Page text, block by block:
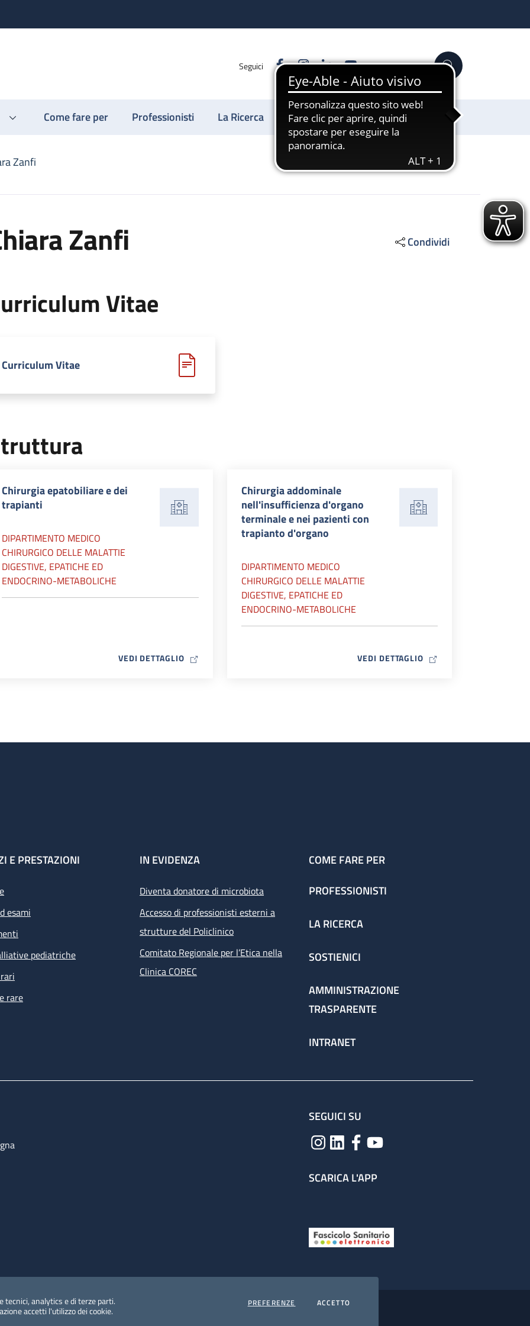
tecnici, analytics e di terze parti.
accetti l'utilizzo dei cookie.
PREFERENZE COOKIESACCETTOI COOKIES
Seguici FacebookInstagram
LinkedinYouTube Cerca
Come fare per Professionisti La Ricerca Sostienici
Zanfi
Zanfi Condividi
Vitae
Curriculum Vitae
Chirurgia epatobiliare e dei
trapianti
DIPARTIMENTO MEDICO
CHIRURGICO DELLE MALATTIE
DIGESTIVE, EPATICHE ED
ENDOCRINO-METABOLICHE
VEDI DETTAGLIOMAP ICON
Chirurgia addominale
nell'insufficienza d'organo
terminale e nei pazienti con
trapianto d'organo
DIPARTIMENTO MEDICO
CHIRURGICO DELLE MALATTIE
DIGESTIVE, EPATICHE ED
ENDOCRINO-METABOLICHE
VEDI DETTAGLIO MAP ICON
E PRESTAZIONI
esami
pediatriche
rare
IN EVIDENZA
Diventa donatore di microbiota
Accesso di professionisti esterni a
strutture del Policlinico
Comitato Regionale per l’Etica nella
Clinica COREC
COME FARE PER
PROFESSIONISTI
LA RICERCA
SOSTIENICI
AMMINISTRAZIONE
TRASPARENTE
INTRANET
SEGUICI SU
SCARICA L'APP
del dato personale